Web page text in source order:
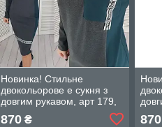
Новинка! Стильне
двокольорове е сукня з
довгим рукавом, арт 179,
колір сірий з бутилочним
870₴ 870